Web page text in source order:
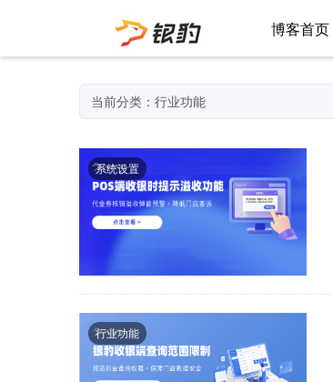
博客首页
当前分类：行业功能
系统设置
行业功能